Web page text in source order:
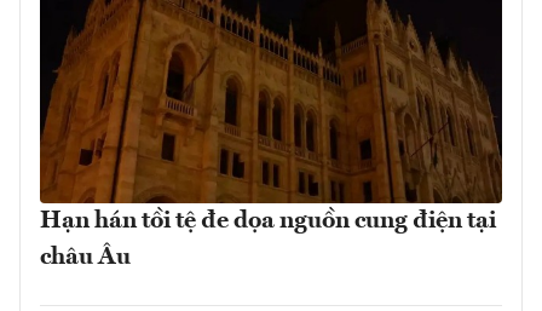
Hạn hán tồi tệ đe dọa nguồn cung điện tại
châu Âu